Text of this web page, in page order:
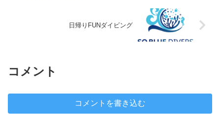
日帰りFUNダイビング
コメント
コメントを書き込む